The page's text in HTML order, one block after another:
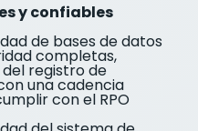
y confiables
de bases de datos
completas,
registro de
una cadencia
con el RPO